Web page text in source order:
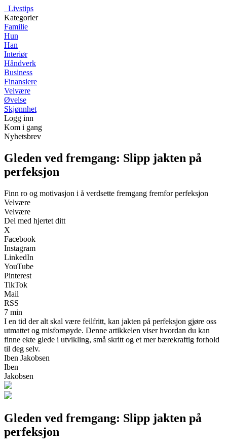
Livstips
Kategorier
Familie
Hun
Han
Interiør
Håndverk
Business
Finansiere
Velvære
Øvelse
Skjønnhet
Logg inn
Kom i gang
Nyhetsbrev
Gleden ved fremgang: Slipp jakten på
perfeksjon
Finn ro og motivasjon i å verdsette fremgang fremfor perfeksjon
Velvære
Velvære
Del med hjertet ditt
X
Facebook
Instagram
LinkedIn
YouTube
Pinterest
TikTok
Mail
RSS
7 min
I en tid der alt skal være feilfritt, kan jakten på perfeksjon gjøre oss
utmattet og misfornøyde. Denne artikkelen viser hvordan du kan
finne ekte glede i utvikling, små skritt og et mer bærekraftig forhold
til deg selv.
Iben Jakobsen
Iben
Jakobsen
Gleden ved fremgang: Slipp jakten på
perfeksjon